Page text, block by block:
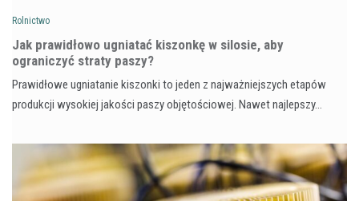
Rolnictwo
Jak prawidłowo ugniatać kiszonkę w silosie, aby
ograniczyć straty paszy?
Prawidłowe ugniatanie kiszonki to jeden z najważniejszych etapów
produkcji wysokiej jakości paszy objętościowej. Nawet najlepszy…